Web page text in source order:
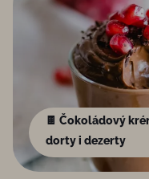
🍫 Čokoládový
dorty i dezerty